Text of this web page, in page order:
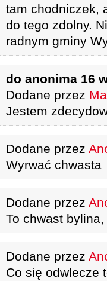
tam chodniczek,
do tego zdolny.
radnym gminy
do anonima 16
Dodane przez
Jestem
Dodane przez
Wyrwać chwasta
Dodane przez
To chwast
Dodane przez
Co się odwlecze